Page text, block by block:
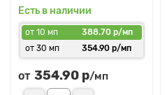
Есть в наличии
от 10 мп
388.70 р/мп
от 30 мп
354.90 р/мп
от 354.90 р/мп